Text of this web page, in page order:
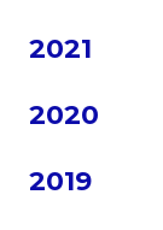
2021
2020
2019